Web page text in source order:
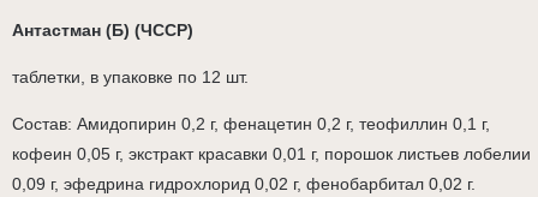
Антастман (Б) (ЧССР)
таблетки, в упаковке по 12 шт.
Состав: Амидопирин 0,2 г, фенацетин 0,2 г, теофиллин 0,1 г,
кофеин 0,05 г, экстракт красавки 0,01 г, порошок листьев лобелии
0,09 г, эфедрина гидрохлорид 0,02 г, фенобарбитал 0,02 г.